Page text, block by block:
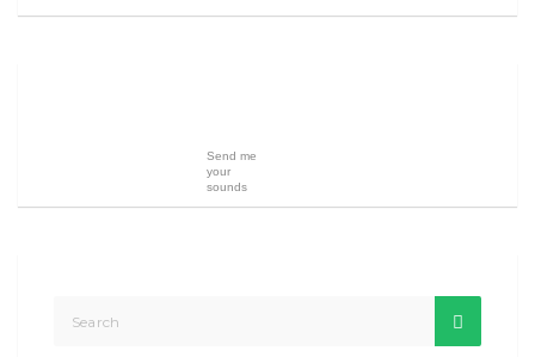
Send me
your
sounds